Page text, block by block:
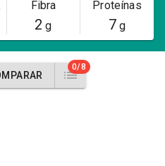
Fibra
2 g
Proteínas
7g
0/8